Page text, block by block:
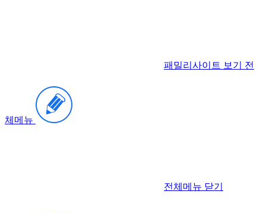
패밀리사이트 보기 전
체메뉴
전체메뉴 닫기